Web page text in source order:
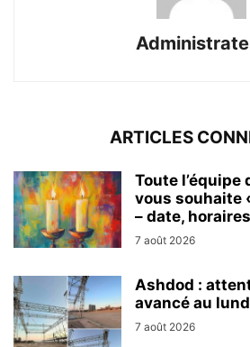
ARTICLES
Toute l’équipe
vous souhaite
– date,
7 août 2026
Ashdod :
avancé au
7 août 2026